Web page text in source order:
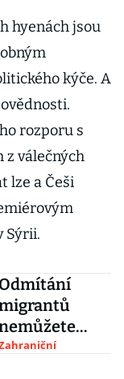
hyenách jsou
kýče. A
rozporu s
válečných
lze a Češi
Sýrii.